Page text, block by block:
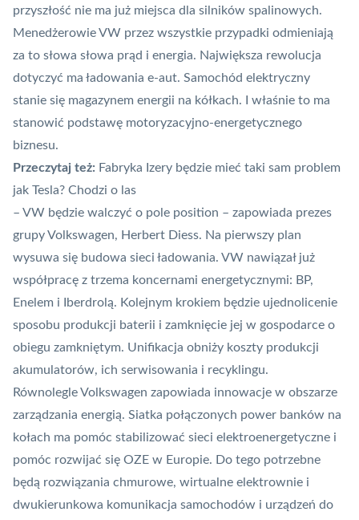
przyszłość nie ma już miejsca dla silników spalinowych.
Menedżerowie VW przez wszystkie przypadki odmieniają
za to słowa słowa prąd i energia. Największa rewolucja
dotyczyć ma ładowania e-aut. Samochód elektryczny
stanie się magazynem energii na kółkach. I właśnie to ma
stanowić podstawę motoryzacyjno-energetycznego
biznesu.
Przeczytaj też: Fabryka Izery będzie mieć taki sam problem
jak Tesla? Chodzi o las
– VW będzie walczyć o pole position – zapowiada prezes
grupy Volkswagen, Herbert Diess. Na pierwszy plan
wysuwa się budowa sieci ładowania. VW nawiązał już
współpracę z trzema koncernami energetycznymi: BP,
Enelem i Iberdrolą. Kolejnym krokiem będzie ujednolicenie
sposobu produkcji baterii i zamknięcie jej w gospodarce o
obiegu zamkniętym. Unifikacja obniży koszty produkcji
akumulatorów, ich serwisowania i recyklingu.
Równolegle Volkswagen zapowiada innowacje w obszarze
zarządzania energią. Siatka połączonych power banków na
kołach ma pomóc stabilizować sieci elektroenergetyczne i
pomóc rozwijać się OZE w Europie. Do tego potrzebne
będą rozwiązania chmurowe, wirtualne elektrownie i
dwukierunkowa komunikacja samochodów i urządzeń do